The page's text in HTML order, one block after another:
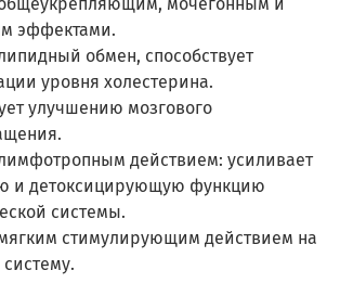
эффектами.
обмен, способствует
уровня холестерина.
улучшению мозгового
действием: усиливает
и детоксицирующую функцию
системы.
стимулирующим действием на